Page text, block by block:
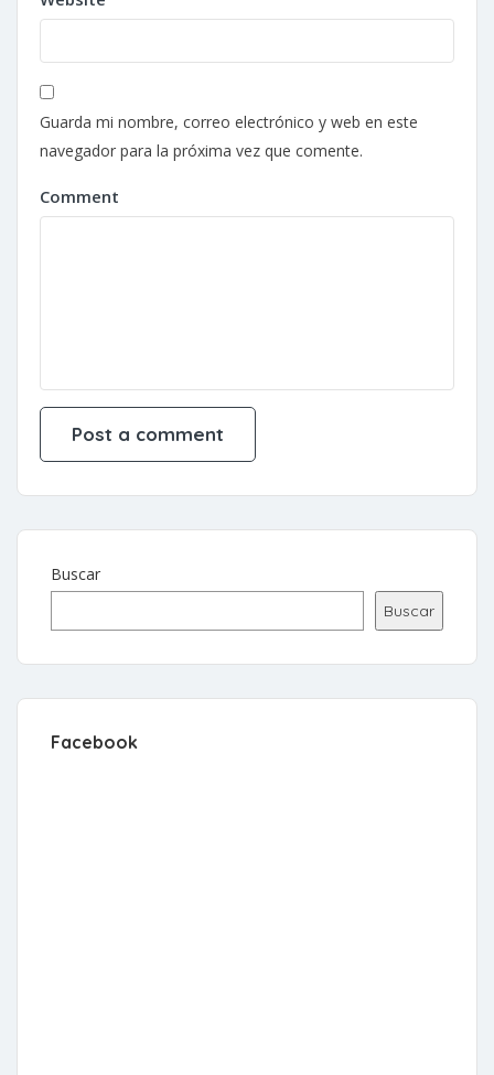
Guarda mi nombre, correo electrónico y web en este
navegador para la próxima vez que comente.
Comment
Buscar
Buscar
Facebook